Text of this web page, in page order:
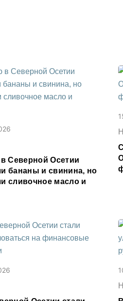
Северной Осетии
бананы и свинина, но
сливочное масло и